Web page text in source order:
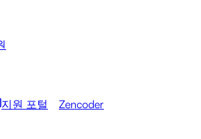
지원 포털
Zencoder